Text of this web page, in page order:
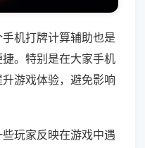
机打牌计算辅助也是
。特别是在大家手机
游戏体验，避免影响
玩家反映在游戏中遇